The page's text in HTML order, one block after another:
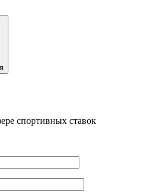
спортивных ставок